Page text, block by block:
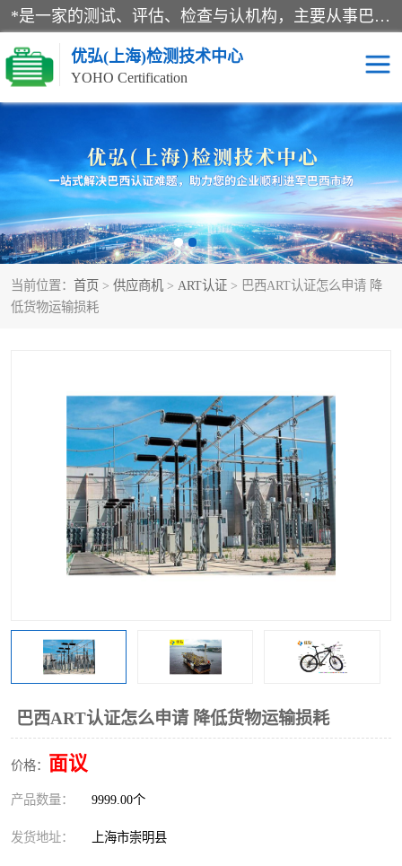
*是一家的测试、评估、检查与认机构，主要从事巴西NR10认证、NR12认证、NR13认证；ANATEL认证、INMTRO认证，欧盟CE认证：MD认证，PED认证，MID认证，ATEX认证，德国蓝色天使认证。
优弘(上海)检测技术中心
YOHO Certification
当前位置： 首页 > 供应商机 > ART认证 > 巴西ART认证怎么申请 降
低货物运输损耗
巴西ART认证怎么申请 降低货物运输损耗
价格： 面议
产品数量： 9999.00个
发货地址： 上海市崇明县
RECYCLASS认证 NR10认证
NR12认证 NR13认证
ART认证 巴西NR认证
巴西认证 RETIE认证